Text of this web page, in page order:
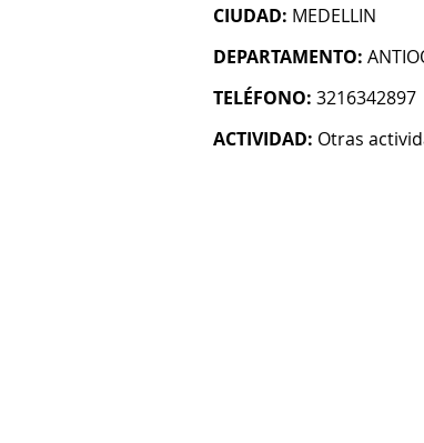
CIUDAD: MEDELLIN
DEPARTAMENTO:
TELÉFONO: 3216342897
ACTIVIDAD: Otras